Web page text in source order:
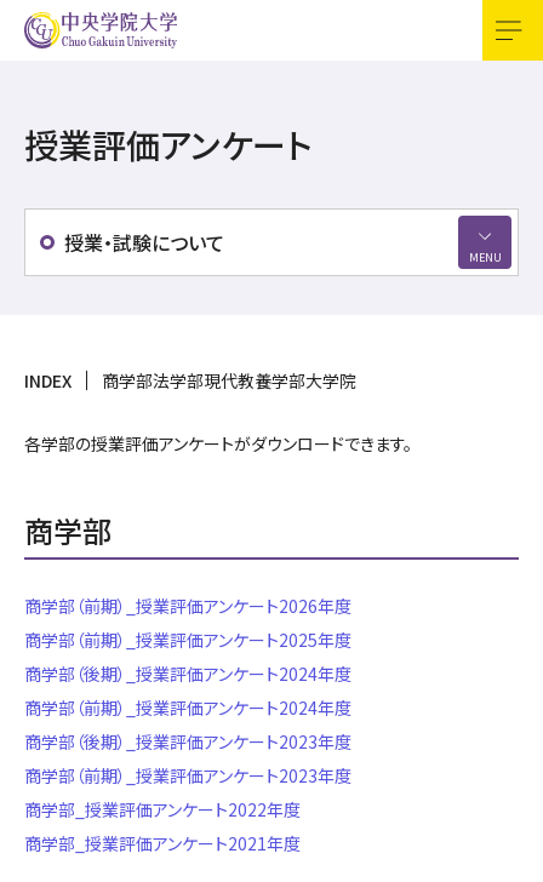
受験生の方
訪問者別
CGUポータル（学内
専用）
学部・大学院
キャンパスライフ
就職・進路
クラブ・サークル
入試情報
授業評価アンケート
授業・試験について
INDEX 商学部法学部現代教養学部大学院
各学部の授業評価アンケートがダウンロードできます。
商学部
商学部（前期）_授業評価アンケート2026年度
商学部（前期）_授業評価アンケート2025年度
商学部（後期）_授業評価アンケート2024年度
商学部（前期）_授業評価アンケート2024年度
商学部（後期）_授業評価アンケート2023年度
商学部（前期）_授業評価アンケート2023年度
商学部_授業評価アンケート2022年度
商学部_授業評価アンケート2021年度